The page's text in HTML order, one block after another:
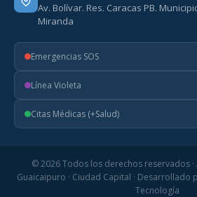
Av. Bolívar. Res. Caracas PB.
Miranda
Emergencias SOS
Línea Violeta
Citas Médicas (+Salud)
© 2026 Todos los derechos reservados
Guaicaipuro · Ciudad Capital · Desarrollado
Tecnología